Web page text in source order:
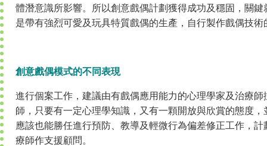
體潛意識所影響。所以創意戲偶計劃獲得成功及穩固，關
是帶有強烈可愛及玩具特質戲偶的生產，自行製作戲偶技術
創意戲偶模式的不同表現
進行個案工作，建議由有戲偶應用能力的心理學家及治療
師，只要有一定心理學知識，又有一顆開放與欣賞的態度
應該也能勝任進行預防、教導及輕微行為偏差修正工作，
療師作支援顧問。